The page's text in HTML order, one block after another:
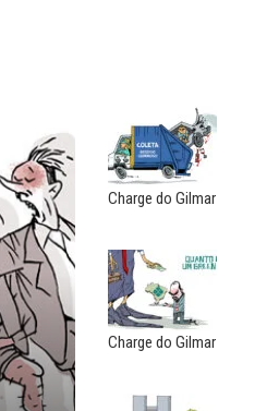
Charge do Gilmar
Charge do Gilmar
Sem salário digno e proteção
social, não existe...
EUSÉBIO PINTO NETO
A fortaleza do sindicato
MARCOS VERLAINE
Nem reconstruir, nem
reinventar, o sindicalismo
precisa voltar...